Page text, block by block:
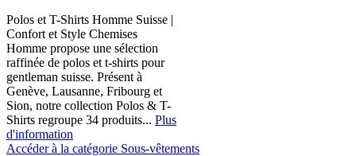
Polos et T-Shirts Homme Suisse |
Confort et Style Chemises
Homme propose une sélection
raffinée de polos et t-shirts pour
gentleman suisse. Présent à
Genève, Lausanne, Fribourg et
Sion, notre collection Polos & T-
Shirts regroupe 34 produits... Plus
d'information
Accéder à la catégorie Sous-vêtements